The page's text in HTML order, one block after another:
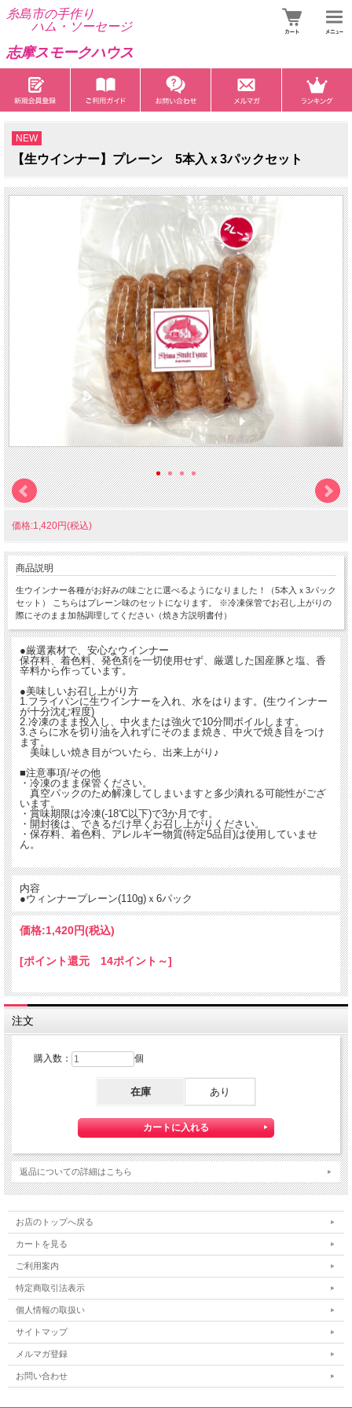
糸島市の手作り
ハム・ソーセージ
志摩スモークハウス
NEW
【生ウインナー】プレーン 5本入ｘ3パックセット
価格:1,420円(税込)
商品説明
生ウインナー各種がお好みの味ごとに選べるようになりました！（5本入ｘ3パック
セット） こちらはプレーン味のセットになります。 ※冷凍保管でお召し上がりの
際にそのまま加熱調理してください（焼き方説明書付）
●厳選素材で、安心なウインナー
保存料、着色料、発色剤を一切使用せず、厳選した国産豚と塩、香
辛料から作っています。
●美味しいお召し上がり方
1.フライパンに生ウインナーを入れ、水をはります。(生ウインナー
が十分沈む程度)
2.冷凍のまま投入し、中火または強火で10分間ボイルします。
3.さらに水を切り油を入れずにそのまま焼き、中火で焼き目をつけ
ます。
美味しい焼き目がついたら、出来上がり♪
■注意事項/その他
・冷凍のまま保管ください。
真空パックのため解凍してしまいますと多少潰れる可能性がござ
います。
・賞味期限は冷凍(-18℃以下)で3か月です。
・開封後は、できるだけ早くお召し上がりください。
・保存料、着色料、アレルギー物質(特定5品目)は使用していませ
ん。
内容
●ウィンナープレーン(110g)ｘ6パック
価格:1,420円(税込)
[ポイント還元 14ポイント～]
注文
購入数： 個
在庫 あり
返品についての詳細はこちら
お店のトップへ戻る
カートを見る
ご利用案内
特定商取引法表示
個人情報の取扱い
サイトマップ
メルマガ登録
お問い合わせ